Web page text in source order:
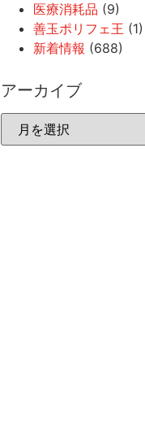
医療消耗品 (9)
善玉ポリフェ王 (1)
新着情報 (688)
アーカイブ